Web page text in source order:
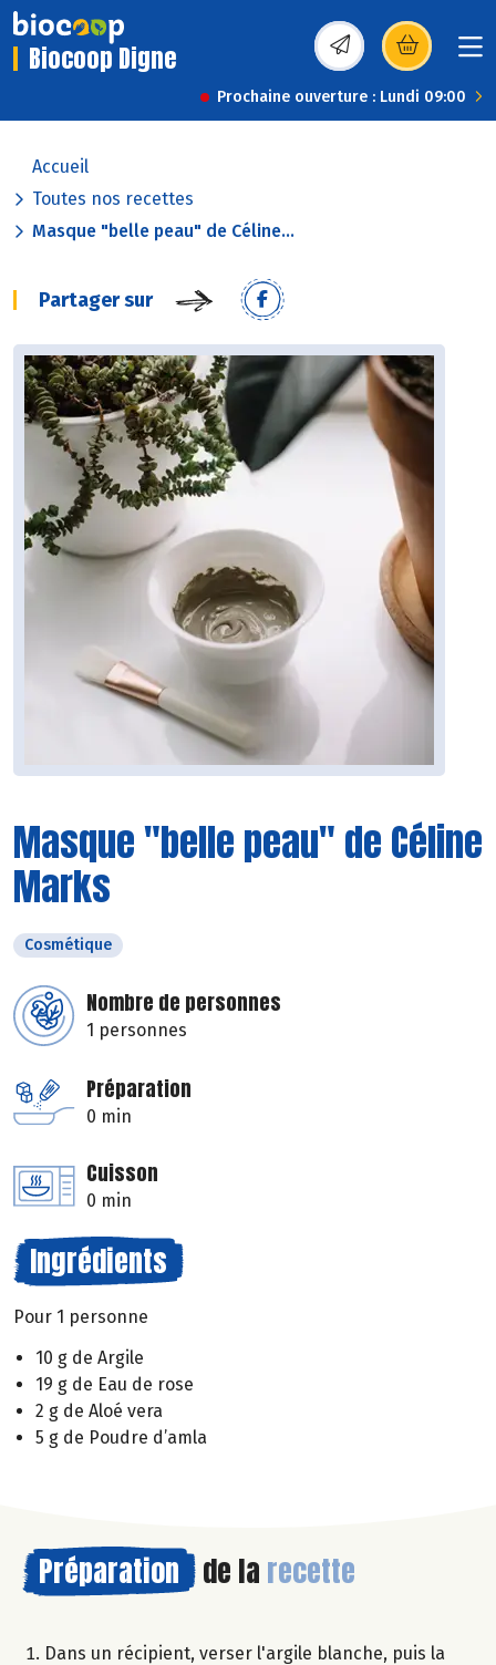
Biocoop Digne (s’ouvre dans une
Prochaine ouverture : Lundi 09:00
Accueil
Toutes nos recettes
Masque "belle peau" de Céline...
Partager sur
Masque "belle peau" de Céline
Marks
Cosmétique
Nombre de personnes
1 personnes
Préparation
0 min
Cuisson
0 min
Ingrédients
Pour 1 personne
10 g de Argile
19 g de Eau de rose
2 g de Aloé vera
5 g de Poudre d’amla
Préparation de la recette
Dans un récipient, verser l'argile blanche, puis la